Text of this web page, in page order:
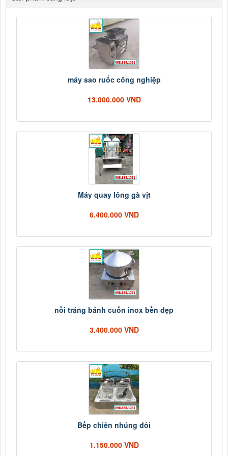
máy sao ruốc công nghiệp
13.000.000 VND
Máy quay lông gà vịt
6.400.000 VND
nồi tráng bánh cuốn inox bền đẹp
3.400.000 VND
Bếp chiên nhúng đôi
1.150.000 VND